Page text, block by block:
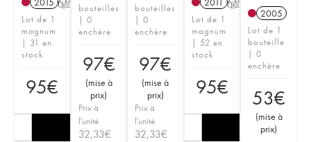
Lot de 1
magnum
| 31 en
stock
95€
bouteilles
| 0
enchère
97€
(mise à
prix)
Prix à
l'unité
32,33€
bouteilles
| 0
enchère
97€
(mise à
prix)
Prix à
l'unité
32,33€
Lot de 1
magnum
| 52 en
stock
95€
2005
Lot de 1
bouteille
| 0
enchère
53€
(mise à
prix)